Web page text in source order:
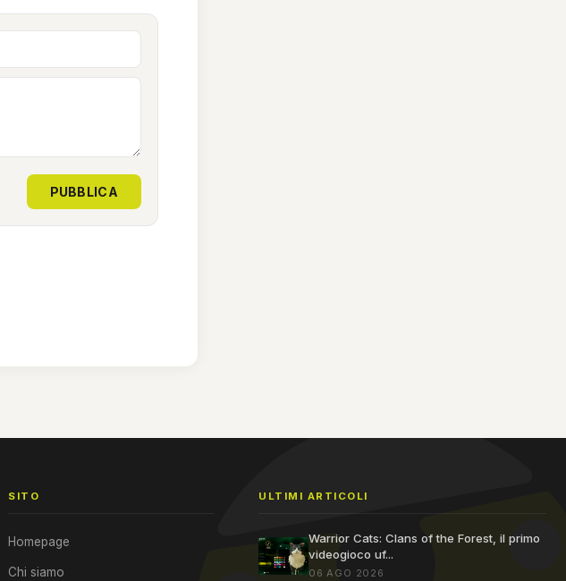
PUBBLICA
SITO
Homepage
Chi siamo
ULTIMI ARTICOLI
Warrior Cats: Clans of the Forest, il primo
videogioco uf...
06 AGO 2026